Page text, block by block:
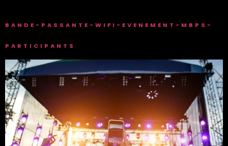
BANDE-PASSANTE-WIFI-EVENEMENT-MBPS-
PARTICIPANTS